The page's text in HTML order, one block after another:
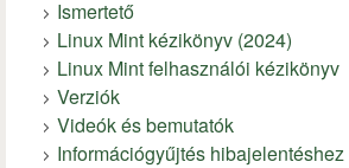
Ismertető
Linux Mint kézikönyv (2024)
Linux Mint felhasználói kézikönyv
Verziók
Videók és bemutatók
Információgyűjtés hibajelentéshez